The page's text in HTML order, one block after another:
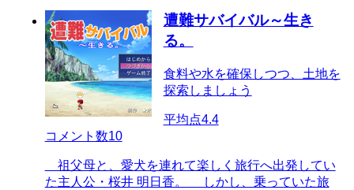
遭難サバイバル～生き
る。
食料や水を確保しつつ、土地を
探索しましょう
平均点4.4
コメント数10
祖父母と、愛犬を連れて楽しく旅行へ出発してい
た主人公・桜井 明日香。 しかし、乗っていた旅